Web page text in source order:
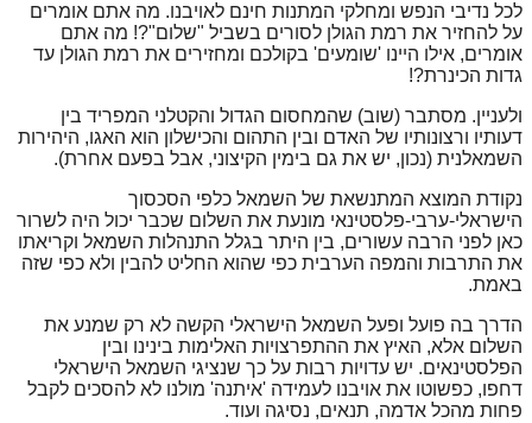
לכל נדיבי הנפש ומחלקי המתנות חינם לאויבנו. מה אתם אומרים
על להחזיר את רמת הגולן לסורים בשביל "שלום"?! מה אתם
אומרים, אילו היינו 'שומעים' בקולכם ומחזירים את רמת הגולן עד
גדות הכינרת?!
ולעניין. מסתבר (שוב) שהמחסום הגדול והקטלני המפריד בין
דעותיו ורצונותיו של האדם ובין התהום והכישלון הוא האגו, היהירות
השמאלנית (נכון, יש את גם בימין הקיצוני, אבל בפעם אחרת).
נקודת המוצא המתנשאת של השמאל כלפי הסכסוך
הישראלי-ערבי-פלסטינאי מונעת את השלום שכבר יכול היה לשרור
כאן לפני הרבה עשורים, בין היתר בגלל התנהלות השמאל וקריאתו
את התרבות והמפה הערבית כפי שהוא החליט להבין ולא כפי שזה
באמת.
הדרך בה פועל ופעל השמאל הישראלי הקשה לא רק שמנע את
השלום אלא, האיץ את ההתפרצויות האלימות בינינו ובין
הפלסטינאים. יש עדויות רבות על כך שנציגי השמאל הישראלי
דחפו, כפשוטו את אויבנו לעמידה 'איתנה' מולנו לא להסכים לקבל
פחות מהכל אדמה, תנאים, נסיגה ועוד.